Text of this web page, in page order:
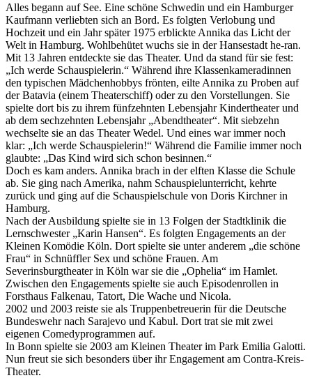
Alles begann auf See. Eine schöne Schwedin und ein Hamburger
Kaufmann verliebten sich an Bord. Es folgten Verlobung und
Hochzeit und ein Jahr später 1975 erblickte Annika das Licht der
Welt in Hamburg. Wohlbehütet wuchs sie in der Hansestadt he-ran.
Mit 13 Jahren entdeckte sie das Theater. Und da stand für sie fest:
„Ich werde Schauspielerin.“ Während ihre Klassenkameradinnen
den typischen Mädchenhobbys frönten, eilte Annika zu Proben auf
der Batavia (einem Theaterschiff) oder zu den Vorstellungen. Sie
spielte dort bis zu ihrem fünfzehnten Lebensjahr Kindertheater und
ab dem sechzehnten Lebensjahr „Abendtheater“. Mit siebzehn
wechselte sie an das Theater Wedel. Und eines war immer noch
klar: „Ich werde Schauspielerin!“ Während die Familie immer noch
glaubte: „Das Kind wird sich schon besinnen.“
Doch es kam anders. Annika brach in der elften Klasse die Schule
ab. Sie ging nach Amerika, nahm Schauspielunterricht, kehrte
zurück und ging auf die Schauspielschule von Doris Kirchner in
Hamburg.
Nach der Ausbildung spielte sie in 13 Folgen der Stadtklinik die
Lernschwester „Karin Hansen“. Es folgten Engagements an der
Kleinen Komödie Köln. Dort spielte sie unter anderem „die schöne
Frau“ in Schnüffler Sex und schöne Frauen. Am
Severinsburgtheater in Köln war sie die „Ophelia“ im Hamlet.
Zwischen den Engagements spielte sie auch Episodenrollen in
Forsthaus Falkenau, Tatort, Die Wache und Nicola.
2002 und 2003 reiste sie als Truppenbetreuerin für die Deutsche
Bundeswehr nach Sarajevo und Kabul. Dort trat sie mit zwei
eigenen Comedyprogrammen auf.
In Bonn spielte sie 2003 am Kleinen Theater im Park Emilia Galotti.
Nun freut sie sich besonders über ihr Engagement am Contra-Kreis-
Theater.